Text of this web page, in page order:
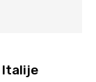
Italije